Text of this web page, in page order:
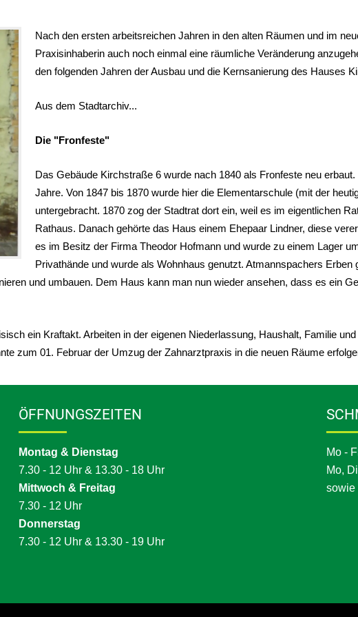
Nach den ersten arbeitsreichen Jahren in den alten Räumen und im
Praxisinhaberin auch noch einmal eine räumliche Veränderung
den folgenden Jahren der Ausbau und die Kernsanierung des Hauses
Aus dem Stadtarchiv...
Die "Fronfeste"
Das Gebäude Kirchstraße 6 wurde nach 1840 als Fronfeste neu
Jahre. Von 1847 bis 1870 wurde hier die Elementarschule (mit der
untergebracht. 1870 zog der Stadtrat dort ein, weil es im eigentlichen
Rathaus. Danach gehörte das Haus einem Ehepaar Lindner, diese
es im Besitz der Firma Theodor Hofmann und wurde zu einem Lager
Privathände und wurde als Wohnhaus genutzt. Atmannspachers Erben
und umbauen. Dem Haus kann man nun wieder ansehen, dass es ein
ein Kraftakt. Arbeiten in der eigenen Niederlassung, Haushalt, Familie
zum 01. Februar der Umzug der Zahnarztpraxis in die neuen Räume
ÖFFNUNGSZEITEN
Montag & Dienstag
7.30 - 12 Uhr & 13.30- 18 Uhr
Mittwoch & Freitag
7.30 - 12 Uhr
Donnerstag
7.30 - 12 Uhr & 13.30 - 19 Uhr
Mo -
Mo,
sowie